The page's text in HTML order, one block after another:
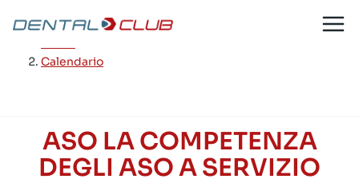
contenuto
Calendario
ASO LA COMPETENZA
DEGLI ASO A SERVIZIO